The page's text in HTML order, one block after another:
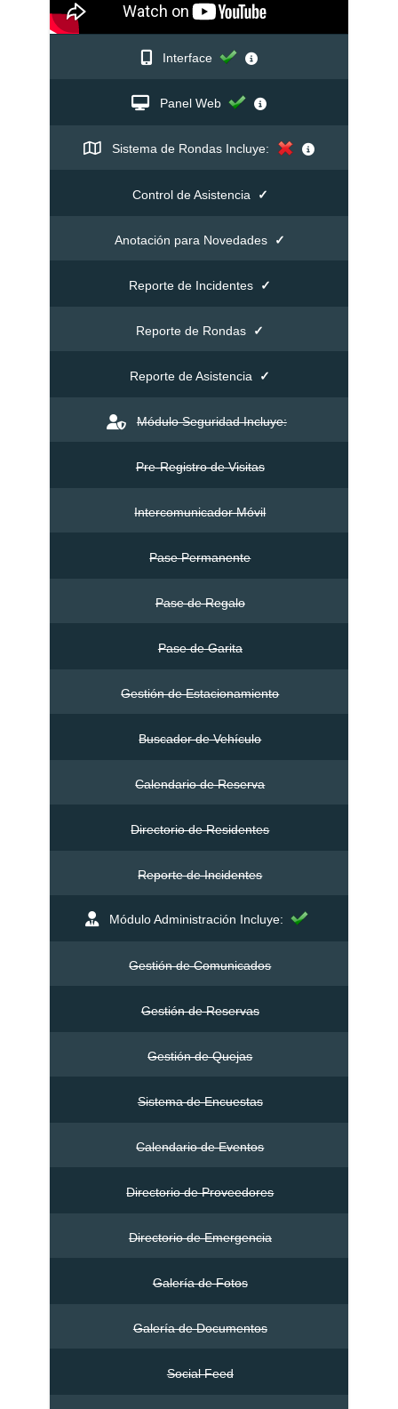
Interface
Panel Web
Sistema de Rondas Incluye:
Control de Asistencia ✓
Anotación para Novedades ✓
Reporte de Incidentes ✓
Reporte de Rondas ✓
Reporte de Asistencia ✓
Módulo Seguridad Incluye:
Pre-Registro de Visitas
Intercomunicador Móvil
Pase Permanente
Pase de Regalo
Pase de Garita
Gestión de Estacionamiento
Buscador de Vehículo
Calendario de Reserva
Directorio de Residentes
Reporte de Incidentes
Módulo Administración Incluye:
Gestión de Comunicados
Gestión de Reservas
Gestión de Quejas
Sistema de Encuestas
Calendario de Eventos
Directorio de Proveedores
Directorio de Emergencia
Galería de Fotos
Galería de Documentos
Social Feed